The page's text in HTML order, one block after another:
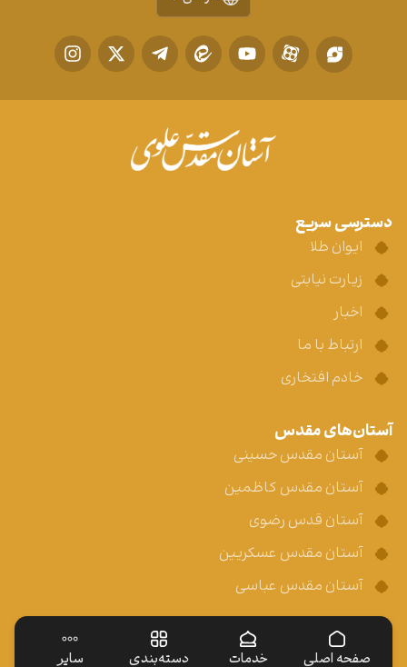
صفحه اصلی خدمات دسته‌بندی سایر
دسترسی سریع
ایوان طلا
زیارت نیابتی
اخبار
ارتباط با ما
خادم افتخاری
آستان‌های مقدس
آستان مقدس حسینی
آستان مقدس کاظمین
آستان قدس رضوی
آستان مقدس عسکریین
آستان مقدس عباسی